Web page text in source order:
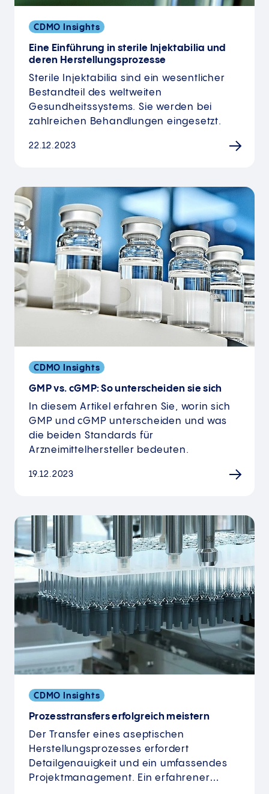
CDMO Insights
Eine Einführung in sterile Injektabilia und
deren Herstellungsprozesse
Sterile Injektabilia sind ein wesentlicher
Bestandteil des weltweiten
Gesundheitssystems. Sie werden bei
zahlreichen Behandlungen eingesetzt.
22.12.2023
CDMO Insights
GMP vs. cGMP: So unterscheiden sie sich
In diesem Artikel erfahren Sie, worin sich
GMP und cGMP unterscheiden und was
die beiden Standards für
Arzneimittelhersteller bedeuten.
19.12.2023
CDMO Insights
Prozesstransfers erfolgreich meistern
Der Transfer eines aseptischen
Herstellungsprozesses erfordert
Detailgenauigkeit und ein umfassendes
Projektmanagement. Ein erfahrener…